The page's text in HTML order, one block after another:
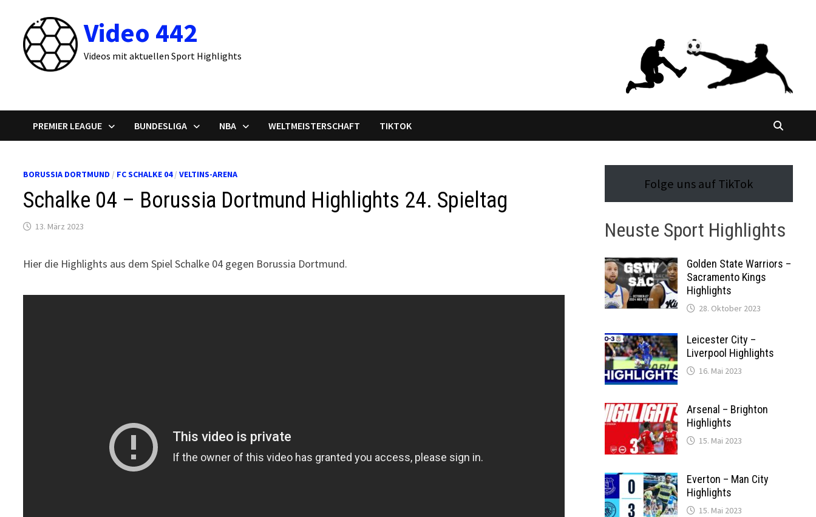
springen
Video 442
Videos mit aktuellen Sport Highlights
PREMIER LEAGUE BUNDESLIGA NBA WELTMEISTERSCHAFT TIKTOK
BORUSSIA DORTMUND / FC SCHALKE 04/VELTINS-ARENA
Schalke 04 – Borussia Dortmund Highlights 24. Spieltag
13. März 2023
Hier die Highlights aus dem Spiel Schalke 04 gegen Borussia Dortmund.
Folge uns auf TikTok
Neuste Sport Highlights
Golden State Warriors –
Sacramento Kings
Highlights
28. Oktober 2023
Leicester City –
Liverpool Highlights
16. Mai 2023
Arsenal – Brighton
Highlights
15. Mai 2023
Everton – Man City
Highlights
15. Mai 2023